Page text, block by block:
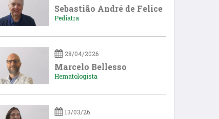
Sebastião André de Felice
Pediatra
28/04/2026
Marcelo Bellesso
Hematologista
13/03/26